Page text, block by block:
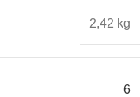
2,42 kg
6